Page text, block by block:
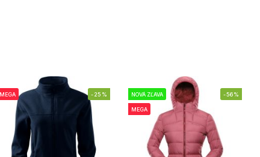
MEGA -25% NOVÁ ZĽAVA
MEGA
-56%